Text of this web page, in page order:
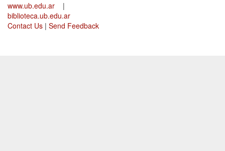
www.ub.edu.ar
|
biblioteca.ub.edu.ar
Contact Us | Send Feedback